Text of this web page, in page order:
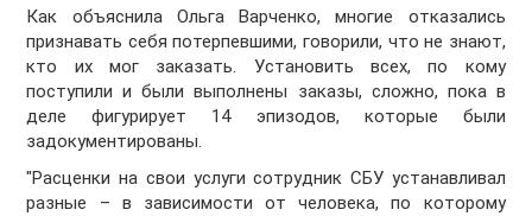
Как объяснила Ольга Варченко, многие отказались
признавать себя потерпевшими, говорили, что не знают,
кто их мог заказать. Установить всех, по кому
поступили и были выполнены заказы, сложно, пока в
деле фигурирует 14 эпизодов, которые были
задокументированы.
"Расценки на свои услуги сотрудник СБУ устанавливал
разные – в зависимости от человека, по которому